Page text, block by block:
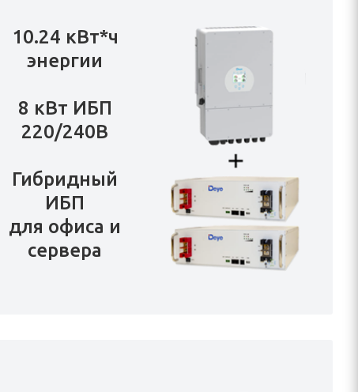
10.24 кВт*ч
энергии
8 кВт ИБП
220/240В
Гибридный
ИБП
для офиса и
сервера